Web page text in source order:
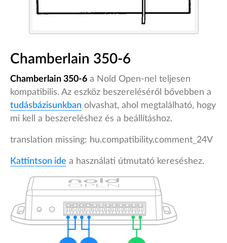
Chamberlain 350-6
Chamberlain 350-6 a Nold Open-nel teljesen
kompatibilis. Az eszköz beszereléséről bővebben a
tudásbázisunkban olvashat, ahol megtalálható, hogy
mi kell a beszereléshez és a beállításhoz.
translation missing: hu.compatibility.comment_24V
Kattintson ide a használati útmutató kereséshez.